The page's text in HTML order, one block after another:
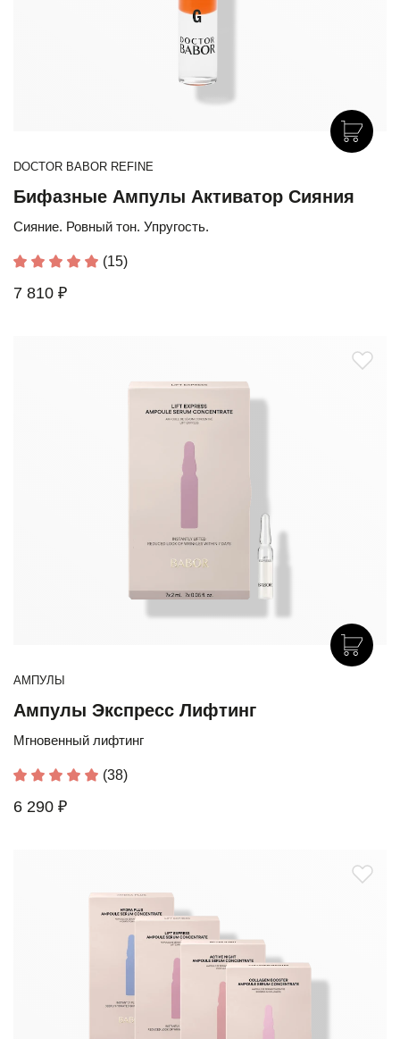
DOCTOR BABOR REFINE
Бифазные Ампулы Активатор Сияния
Сияние. Ровный тон. Упругость.
(15)
7 810 ₽
АМПУЛЫ
Ампулы Экспресс Лифтинг
Мгновенный лифтинг
(38)
6 290 ₽